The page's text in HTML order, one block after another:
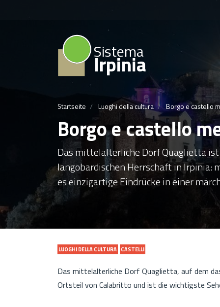
Sistema
Irpinia
Startseite Luoghi della cultura Borgo e castello
Borgo e castello
Das mittelalterliche Dorf Quaglietta
langobardischen Herrschaft in Irpinia:
es einzigartige Eindrücke in einer
LUOGHI DELLA CULTURA CASTELLI
Das mittelalterliche Dorf Quaglietta, auf dem
Ortsteil von Calabritto und ist die wichtigste